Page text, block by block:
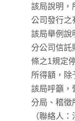
該局說明，
公司發行之
該局舉例說
分公司信託
條之1規定
所得額，除
該局呼籲，
分局、稽徵
（聯絡人